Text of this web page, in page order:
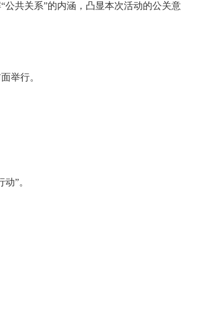
共关系”的内涵，凸显本次活动的公关意
举行。
”。